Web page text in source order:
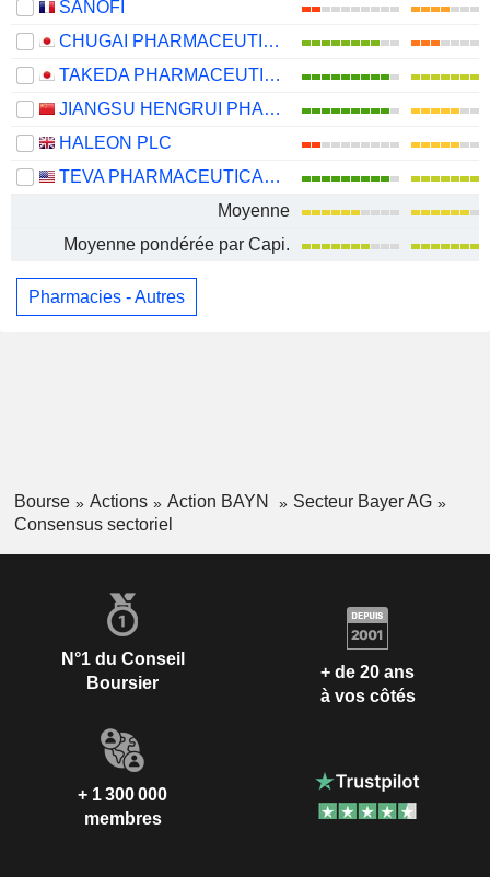
SANOFI
CHUGAI PHARMACEUTICAL CO., LTD.
TAKEDA PHARMACEUTICAL COMPANY LIMITED
JIANGSU HENGRUI PHARMACEUTICALS CO.,LTD
HALEON PLC
TEVA PHARMACEUTICAL INDUSTRIES LIMITED
Moyenne
Moyenne pondérée par Capi.
Pharmacies - Autres
Bourse Actions Action BAYN
Secteur Bayer AG
Consensus sectoriel
N°1 du Conseil
Boursier
+ de 20 ans
à vos côtés
+ 1 300 000
membres